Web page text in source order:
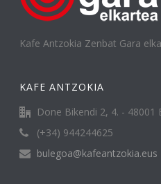
Kafe Antzokia Zenbat Gara
KAFE ANTZOKIA
Done Bikendi 2, 4. - 48001
(+34) 944244625
bulegoa@kafeantzokia.eus